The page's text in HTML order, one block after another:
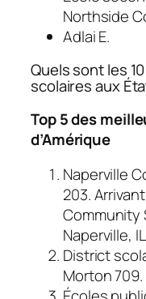
Northside
Adlai E.
Quels sont les
scolaires aux
Top 5 des
d’Amérique
Naperville
203.
Community
Naperville,
District
Morton 709.